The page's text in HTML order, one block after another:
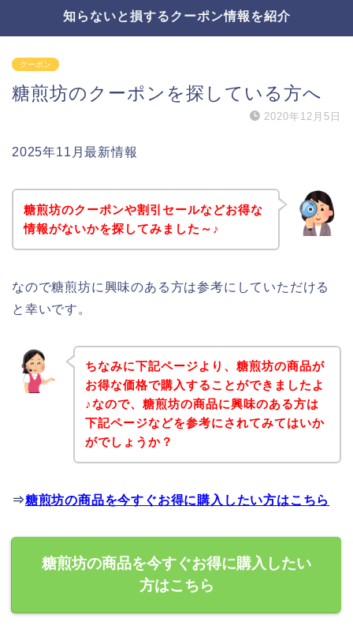
知らないと損するクーポン情報を紹介
クーポン
糖煎坊のクーポンを探している方へ
2020年12月5日
2025年11月最新情報
糖煎坊のクーポンや割引セールなどお得な
情報がないかを探してみました～♪
なので糖煎坊に興味のある方は参考にしていただける
と幸いです。
ちなみに下記ページより、糖煎坊の商品が
お得な価格で購入することができましたよ
♪なので、糖煎坊の商品に興味のある方は
下記ページなどを参考にされてみてはいか
がでしょうか？
⇒糖煎坊の商品を今すぐお得に購入したい方はこちら
糖煎坊の商品を今すぐお得に購入したい
方はこちら